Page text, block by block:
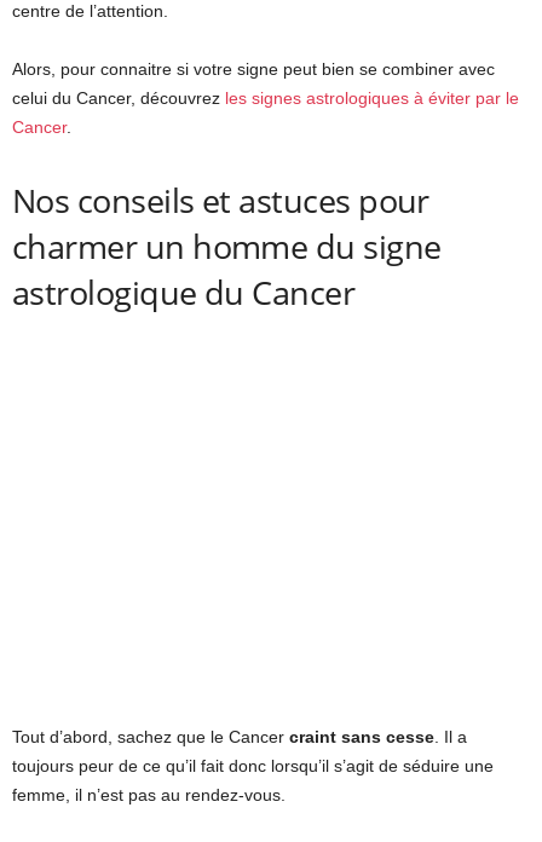
centre de l’attention.
Alors, pour connaitre si votre signe peut bien se combiner avec
celui du Cancer, découvrez les signes astrologiques à éviter par le
Cancer.
Nos conseils et astuces pour
charmer un homme du signe
astrologique du Cancer
Tout d’abord, sachez que le Cancer craint sans cesse . Il a
toujours peur de ce qu’il fait donc lorsqu’il s’agit de séduire une
femme, il n’est pas au rendez-vous.